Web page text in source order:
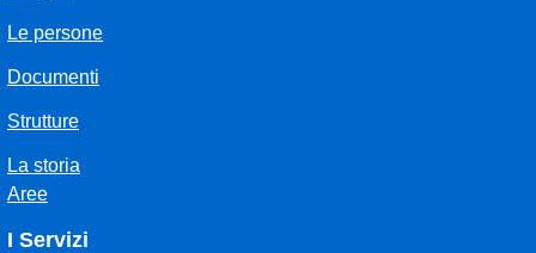
Le persone
Documenti
Strutture
La storia
Aree
I Servizi